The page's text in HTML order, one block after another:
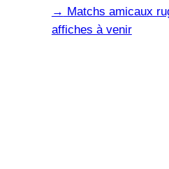
→ Matchs amicaux
affiches à venir